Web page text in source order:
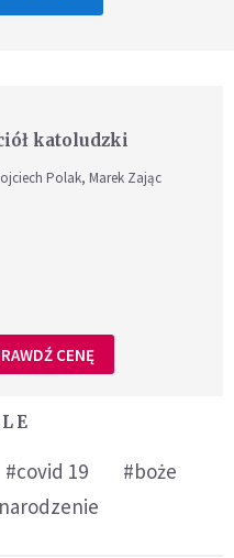
katoludzki
Polak, Marek Zając
CENĘ
#covid 19
#boże